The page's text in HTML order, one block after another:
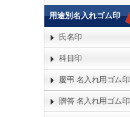
用途別名入れゴム印
氏名印
科目印
慶弔 名入れ用ゴム印
贈答 名入れ用ゴム印